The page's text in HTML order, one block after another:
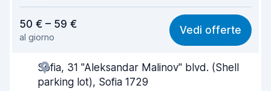
8,0
Facile da trovare 8,3
Gentilezza degli agenti
50 € – 59 €
al giorno
Vedi offerte
Sofia, 31 "Aleksandar Malinov" blvd. (Shell
parking lot), Sofia 1729